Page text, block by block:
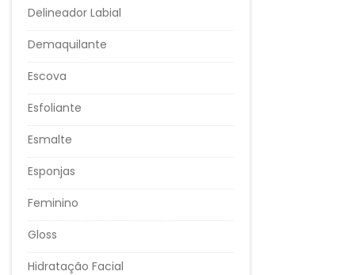
Delineador Labial
Demaquilante
Escova
Esfoliante
Esmalte
Esponjas
Feminino
Gloss
Hidratação Facial